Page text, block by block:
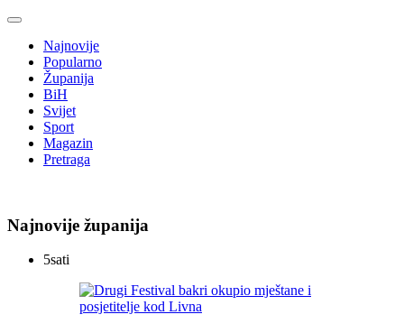
Najnovije
Popularno
Županija
BiH
Svijet
Sport
Magazin
Pretraga
Najnovije županija
5sati